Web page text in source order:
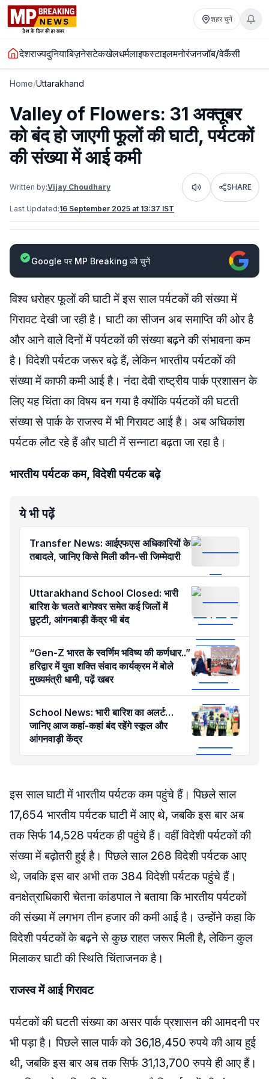
शहर चुनें
देशराज्यदुनियाबिज़नेसटेकखेलधर्मलाइफस्टाइलमनोरंजनजॉब/वेकैंसी
Home/Uttarakhand
Valley of Flowers: 31 अक्तूबर
को बंद हो जाएगी फूलों की घाटी, पर्यटकों
की संख्या में आई कमी
Written by:Vijay Choudhary Listen SHARE
Last Updated:16 September 2025 at 13:37 IST
Google पर MP Breaking को चुनें
विश्व धरोहर फूलों की घाटी में इस साल पर्यटकों की संख्या में
गिरावट देखी जा रही है। घाटी का सीजन अब समाप्ति की ओर है
और आने वाले दिनों में पर्यटकों की संख्या बढ़ने की संभावना कम
है। विदेशी पर्यटक जरूर बढ़े हैं, लेकिन भारतीय पर्यटकों की
संख्या में काफी कमी आई है। नंदा देवी राष्ट्रीय पार्क प्रशासन के
लिए यह चिंता का विषय बन गया है क्योंकि पर्यटकों की घटती
संख्या से पार्क के राजस्व में भी गिरावट आई है। अब अधिकांश
पर्यटक लौट रहे हैं और घाटी में सन्नाटा बढ़ता जा रहा है।
भारतीय पर्यटक कम, विदेशी पर्यटक बढ़े
ये भी पढ़ें
Transfer News: आईएफएस अधिकारियों के
तबादले, जानिए किसे मिली कौन-सी जिम्मेदारी
Uttarakhand School Closed: भारी
बारिश के चलते बागेश्वर समेत कई जिलों में
छुट्टी, आंगनबाड़ी केंद्र भी बंद
“Gen-Z भारत के स्वर्णिम भविष्य की कर्णधार..”
हरिद्वार में युवा शक्ति संवाद कार्यक्रम में बोले
मुख्यमंत्री धामी, पढ़ें खबर
School News: भारी बारिश का अलर्ट…
जानिए आज कहां-कहां बंद रहेंगे स्कूल और
आंगनवाड़ी केंद्र
इस साल घाटी में भारतीय पर्यटक कम पहुंचे हैं। पिछले साल
17,654 भारतीय पर्यटक घाटी में आए थे, जबकि इस बार अब
तक सिर्फ 14,528 पर्यटक ही पहुंचे हैं। वहीं विदेशी पर्यटकों की
संख्या में बढ़ोतरी हुई है। पिछले साल 268 विदेशी पर्यटक आए
थे, जबकि इस बार अभी तक 384 विदेशी पर्यटक पहुंचे हैं।
वनक्षेत्राधिकारी चेतना कांडपाल ने बताया कि भारतीय पर्यटकों
की संख्या में लगभग तीन हजार की कमी आई है। उन्होंने कहा कि
विदेशी पर्यटकों के बढ़ने से कुछ राहत जरूर मिली है, लेकिन कुल
मिलाकर घाटी की स्थिति चिंताजनक है।
राजस्व में आई गिरावट
पर्यटकों की घटती संख्या का असर पार्क प्रशासन की आमदनी पर
भी पड़ा है। पिछले साल पार्क को 36,18,450 रुपये की आय हुई
थी, जबकि इस बार अब तक सिर्फ 31,13,700 रुपये ही आए हैं।